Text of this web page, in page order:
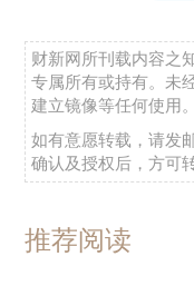
财新网所刊载内容之
专属所有或持有。未
建立镜像等任何使用。
如有意愿转载，请发
确认及授权后，方可转
推荐阅读